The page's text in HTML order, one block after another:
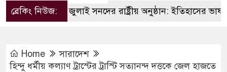
ব্রেকিং নিউজ:জুলাই সনদের রাষ্ট্রীয় অনুষ্ঠান: ইতিহাসের ভাষ্য,
Home
সারাদেশ
হিন্দু ধর্মীয় কল্যাণ ট্রাস্টের ট্রাস্টি সত্যানন্দ দত্তকে জেল হাজতে